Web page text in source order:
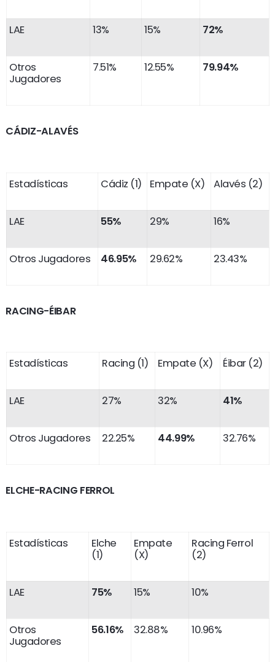
LAE 13% 15% 72%
Otros
Jugadores
7.51% 12.55% 79.94%
CÁDIZ-ALAVÉS
Estadísticas Cádiz (1) Empate (X) Alavés (2)
LAE 55% 29% 16%
Otros Jugadores 46.95% 29.62% 23.43%
RACING-ÉIBAR
Estadísticas Racing (1) Empate (X) Éibar (2)
LAE 27% 32% 41%
Otros Jugadores 22.25% 44.99% 32.76%
ELCHE-RACING FERROL
Estadísticas
Elche
(1)
Empate
(X)
Racing Ferrol
(2)
LAE 75% 15% 10%
Otros
Jugadores
56.16% 32.88% 10.96%